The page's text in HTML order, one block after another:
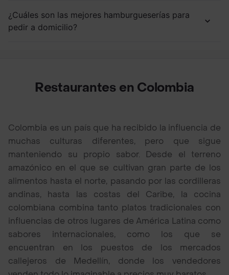
¿Cuáles son las mejores hamburgueserías para
pedir a domicilio?
Restaurantes en Colombia
Colombia es un país que ha recibido la influencia de
muchas culturas diferentes, pero que sigue
manteniendo su propio sabor. Desde el terreno
amazónico en el que se cultivan gran parte de los
alimentos hasta el norte, pasando por las cordilleras
andinas, hasta las costas del Caribe, la cocina
colombiana combina tanto platos tradicionales con
influencias de otros lugares de América Latina como
sabores internacionales, como los que se
encuentran en los puestos de los mercados
callejeros de Medellín, donde los vendedores